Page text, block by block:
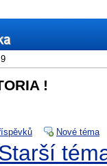
!
Nové téma